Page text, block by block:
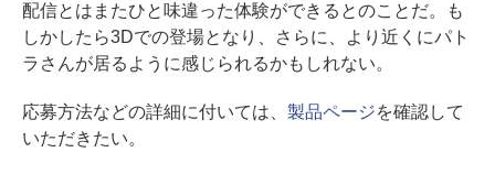
配信とはまたひと味違った体験ができるとのことだ。も
しかしたら3Dでの登場となり、さらに、より近くにパト
ラさんが居るように感じられるかもしれない。
応募方法などの詳細に付いては、 製品ページを確認して
いただきたい。